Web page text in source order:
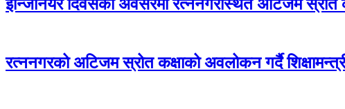
इन्जिनियर दिवसको अवसरमा रत्ननगरस्थित अटिजम स्रोत
रत्ननगरको अटिजम स्रोत कक्षाको अवलोकन गर्दै